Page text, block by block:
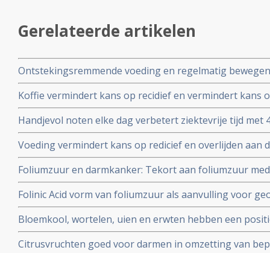
Gerelateerde artikelen
Ontstekingsremmende voeding en regelmatig
overleving en minder recidieven bij patiënten met
vergelijking met ontstekingsbevorderende voeding en
Koffie vermindert kans op recidief en vermindert kans
darmkanker stadium I tot III blijkt uit Nederlandse
Handjevol noten elke dag verbetert ziektevrije tijd met
overleving met 57 procent bij operabele darmkanker
fase III studie
Voeding vermindert kans op redicief en overlijden aan
Weinig koolhydraten en zetmeel bepalen het succes
Foliumzuur en darmkanker: Tekort aan foliumzuur
Folinic Acid vorm van foliumzuur als aanvulling voor
darmkankerpatiënten stadium IIb en III vergroot
procent en overall overleving met 11,3 procent dan
Bloemkool, wortelen, uien en erwten hebben een
van bepaalde genen die verantwoordelijk zijn voor
voorkomen en ontstaan van darmkanker
Citrusvruchten goed voor darmen in omzetting van